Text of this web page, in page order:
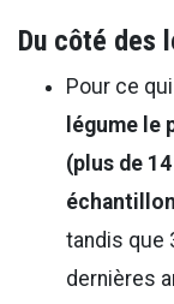
Du côté des
Pour ce
légume le
(plus de
tandis que
dernières